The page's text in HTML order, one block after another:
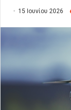
15 Ιουνίου 2026